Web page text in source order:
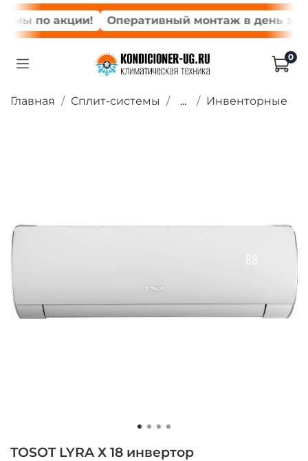
по акции! Оперативный монтаж в день
0
Главная Сплит-системы ... Инвенторные
TOSOT LYRA Х 18 инвертор